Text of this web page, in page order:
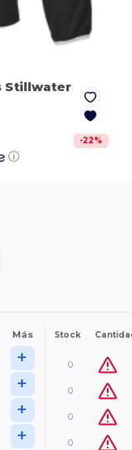
Stillwater
-22%
ⓘ
Más Stock
+
0
+
0
+
0
+ 0